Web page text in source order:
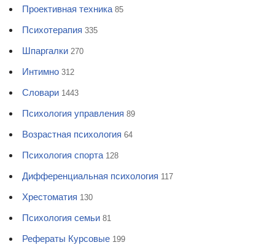
Проективная техника 85
Психотерапия 335
Шпаргалки 270
Интимно 312
Словари 1443
Психология управления 89
Возрастная психология 64
Психология спорта 128
Дифференциальная психология 117
Хрестоматия 130
Психология семьи 81
Рефераты Курсовые 199